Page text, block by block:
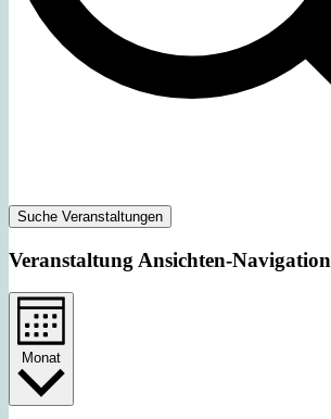
Suche Veranstaltungen
Veranstaltung Ansichten-Navigation
Monat